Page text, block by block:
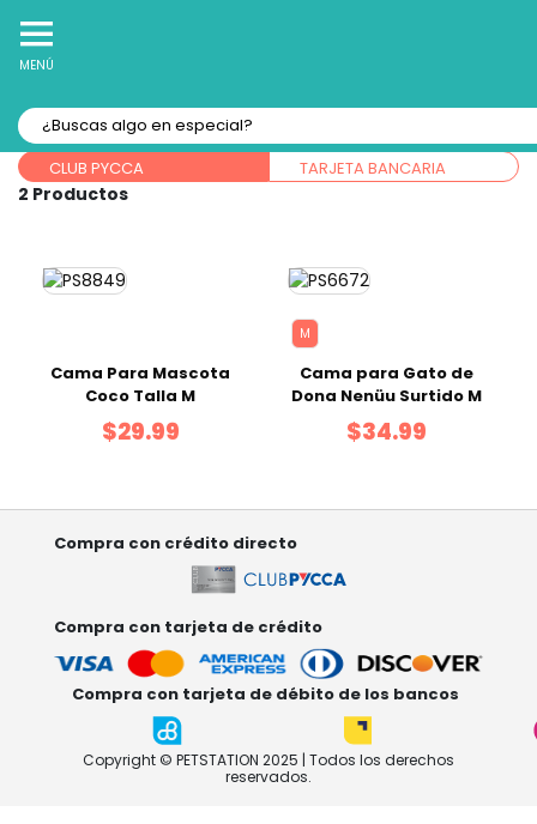
MENÚ
Forma de pago:
CLUB PYCCA TARJETA BANCARIA
2
Cama Para Mascota
Coco Talla M
$29.99
M
Cama para Gato de
Dona Nenüu Surtido M
$34.99
Compra con crédito directo
Compra con tarjeta de crédito
Compra con tarjeta de débito de los bancos
Copyright © PETSTATION 2025 | Todos los derechos
reservados.